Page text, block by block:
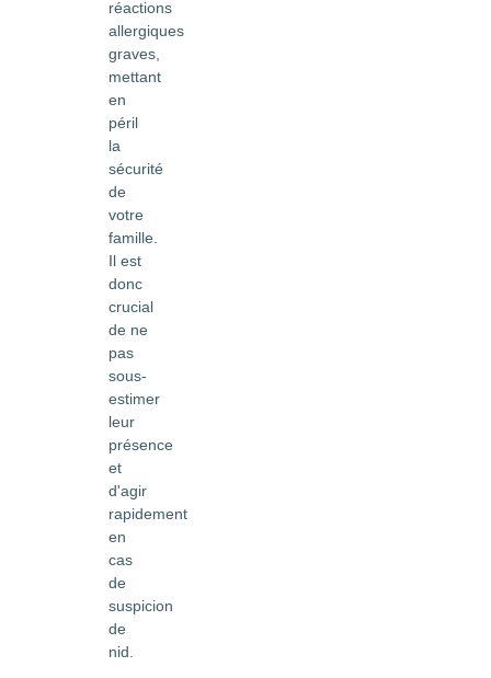
réactions
allergiques
graves,
mettant
en
péril
la
sécurité
de
votre
famille.
Il est
donc
crucial
de ne
pas
sous-
estimer
leur
présence
et
d'agir
rapidement
en
cas
de
suspicion
de
nid.